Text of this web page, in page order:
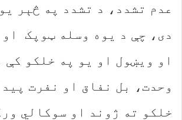
عدم تشدد، د تشدد په څېر
دی، چې د یوه وسله ټوپک او
او ویښول او یو په خلکو کې
وحدت، بل نفاق او نفرت
خلکو ته ژوند او سوکالي